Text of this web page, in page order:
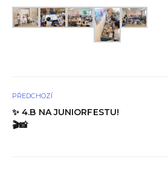
PŘEDCHOZÍ
✨ 4.B NA JUNIORFESTU!
🎬📸